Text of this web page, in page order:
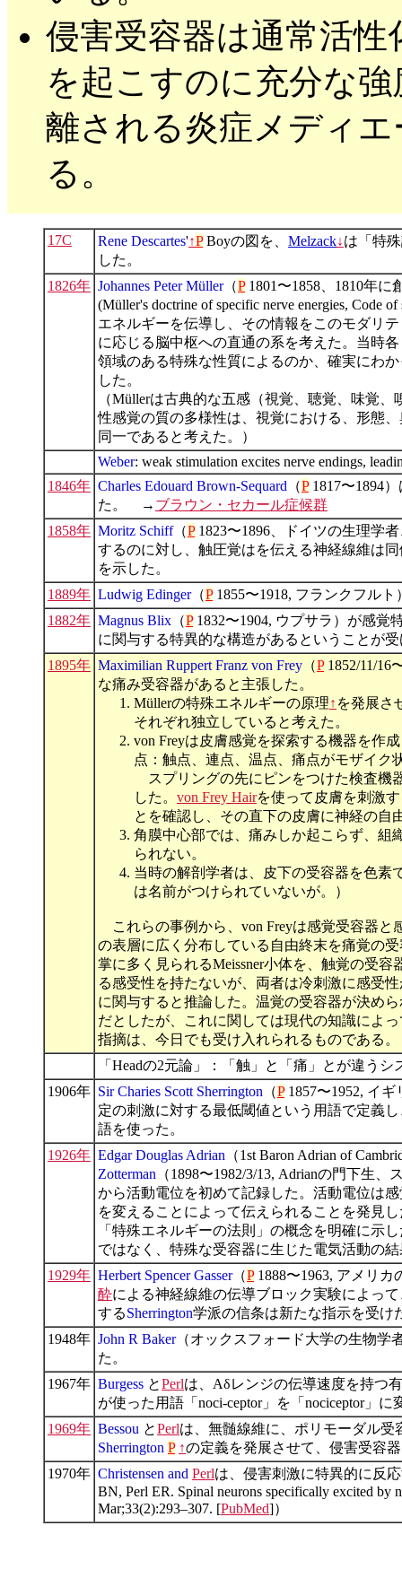
侵害受容器は通常活
を起こすのに充分な
離される炎症メディ
る。
17C Rene Descartes'↑PBoyの図を、 Melzack↓は「特
した。
1826年 Johannes Peter Müller（P1801〜1858、1810年
(Müller's doctrine of specific nerve energies,
エネルギーを伝導し、その情報をこのモダリ
に応じる脳中枢への直通の系を考えた。当時
領域のある特殊な性質によるのか、確実にわ
した。
（Müllerは古典的な五感（視覚、聴覚、味覚
性感覚の質の多様性は、視覚における、形態
同一であると考えた。）
Weber: weak stimulation excites nerve endings,
1846年 Charles Edouard Brown-Sequard （P1817〜1894
た。 → ブラウン・セカール症候群
1858年 Moritz Schiff（P1823〜1896、ドイツの生理学者
するのに対し、触圧覚はを伝える神経線維は
を示した。
1889年 Ludwig Edinger（P1855〜1918, フランクフル
1882年 Magnus Blix （P1832〜1904, ウプサラ）が感覚
に関与する特異的な構造があるということが
1895年 Maximilian Ruppert Franz von Frey （P1852/11/16
な痛み受容器があると主張した。
Müllerの特殊エネルギーの原理↑ を発展さ
それぞれ独立していると考えた。
von Freyは皮膚感覚を探索する機器を作
点：触点、連点、温点、痛点がモザイク
スプリングの先にピンをつけた検査機
した。 von Frey Hairを使って皮膚を刺激
とを確認し、その直下の皮膚に神経の自
角膜中心部では、痛みしか起こらず、組
られない。
当時の解剖学者は、皮下の受容器を色素
は名前がつけられていないが。）
これらの事例から、von Freyは感覚受容器と
の表層に広く分布している自由終末を痛覚の
掌に多く見られるMeissner小体を、触覚の受
る感受性を持たないが、両者は冷刺激に感受
に関与すると推論した。温覚の受容器が決め
だとしたが、これに関しては現代の知識によ
指摘は、今日でも受け入れられるものである。
「Headの2元論」：「触」と「痛」とが違う
1906年 Sir Charies Scott Sherrington （P1857〜1952, イ
定の刺激に対する最低閾値という用語で定義
語を使った。
1926年 Edgar Douglas Adrian （1st Baron Adrian of
Zotterman （1898〜1982/3/13, Adrianの門下生
から活動電位を初めて記録した。活動電位は
を変えることによって伝えられることを発見
「特殊エネルギーの法則」の概念を明確に示
ではなく、特殊な受容器に生じた電気活動の
1929年 Herbert Spencer Gasser（P1888〜1963, アメリカ
酔による神経線維の伝導ブロック実験によっ
するSherrington学派の信条は新たな指示を受け
1948年 John R Baker（オックスフォード大学の生物学
た。
1967年 Burgess とPerlは、Aδレンジの伝導速度を持つ
が使った用語「noci-ceptor」を「nociceptor」に
1969年 Bessou とPerlは、無髄線維に、 ポリモーダル受
Sherrington P ↑の定義を発展させて、侵害受容
1970年 Christensen and Perlは、侵害刺激に特異的に反
BN, Perl ER. Spinal neurons specifically excited by
Mar;33(2):293–307. [PubMed]）